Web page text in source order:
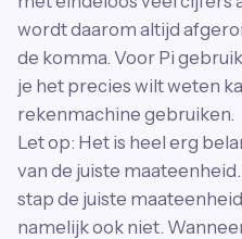
wordt daarom altijd
de komma. Voor Pi
je het precies wilt weten
rekenmachine gebruiken.
Let op: Het is heel erg
van de juiste
stap de juiste
namelijk ook niet.